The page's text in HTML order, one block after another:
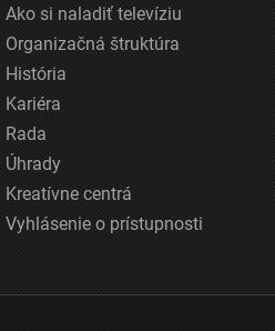
Ako si naladiť televíziu
Organizačná štruktúra
História
Kariéra
Rada
Úhrady
Kreatívne centrá
Vyhlásenie o prístupnosti